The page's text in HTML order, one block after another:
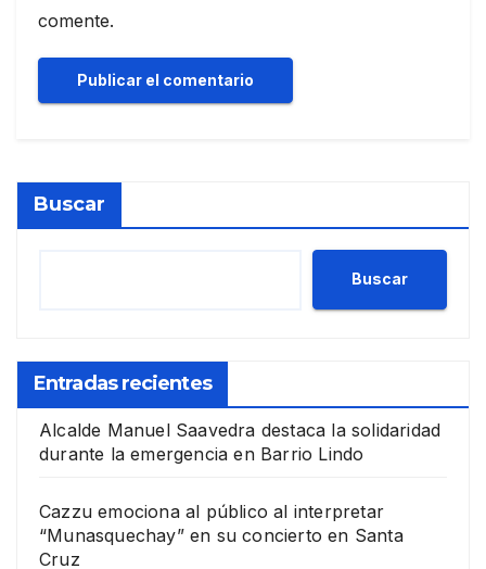
comente.
Buscar
Buscar
Entradas recientes
Alcalde Manuel Saavedra destaca la solidaridad
durante la emergencia en Barrio Lindo
Cazzu emociona al público al interpretar
“Munasquechay” en su concierto en Santa
Cruz